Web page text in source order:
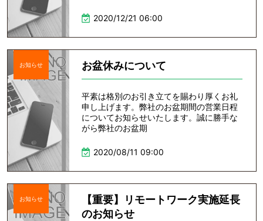
2020/12/21 06:00
お知らせ お盆休みについて
平素は格別のお引き立てを賜わり厚くお礼
申し上げます。弊社のお盆期間の営業日程
についてお知らせいたします。誠に勝手な
がら弊社のお盆期
2020/08/11 09:00
お知らせ
【重要】リモートワーク実施延長
のお知らせ